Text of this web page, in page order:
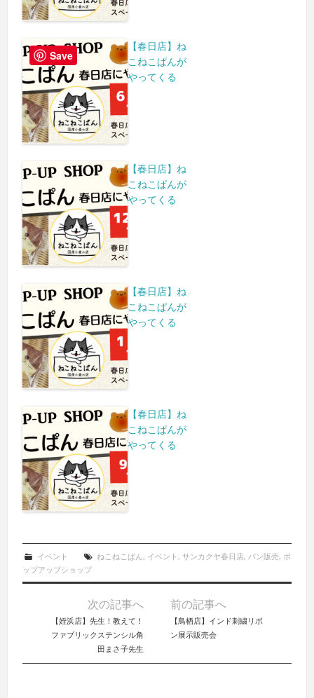
【春日店】ね
こねこぱんが
やってくる
【春日店】ね
こねこぱんが
やってくる
【春日店】ね
こねこぱんが
やってくる
【春日店】ね
こねこぱんが
やってくる
イベント ねこねこぱん, イベント , サンカクヤ春日店,パン販売,ポ
ップアップショップ
Post navigation
次の記事へ
【姪浜店】先生！教えて！
ファブリックステンシル角
田まさ子先生
前の記事へ
【鳥栖店】インド刺繍リボ
ン展示販売会
Save